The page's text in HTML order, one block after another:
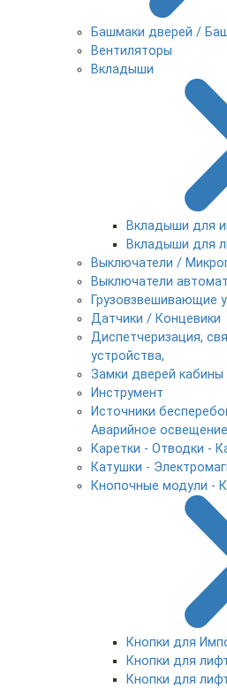
Башмаки дверей /
Вентиляторы
Вкладыши
Вкладыши для
Вкладыши для
Выключатели /
Выключатели
Грузовзвешивающие
Датчики / Концевики
Диспетчеризация,
устройства,
Замки дверей
Инструмент
Источники
Аварийное освещение
Каретки - Отводки -
Катушки -
Кнопочные модули -
Кнопки для
Кнопки для
Кнопки для